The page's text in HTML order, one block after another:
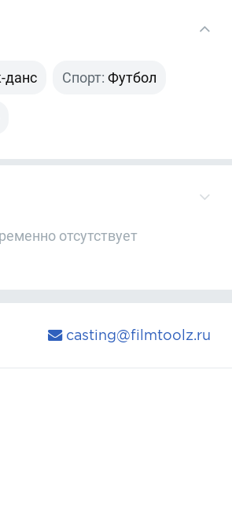
данс Спорт: Футбол
отсутствует
casting@filmtoolz.ru